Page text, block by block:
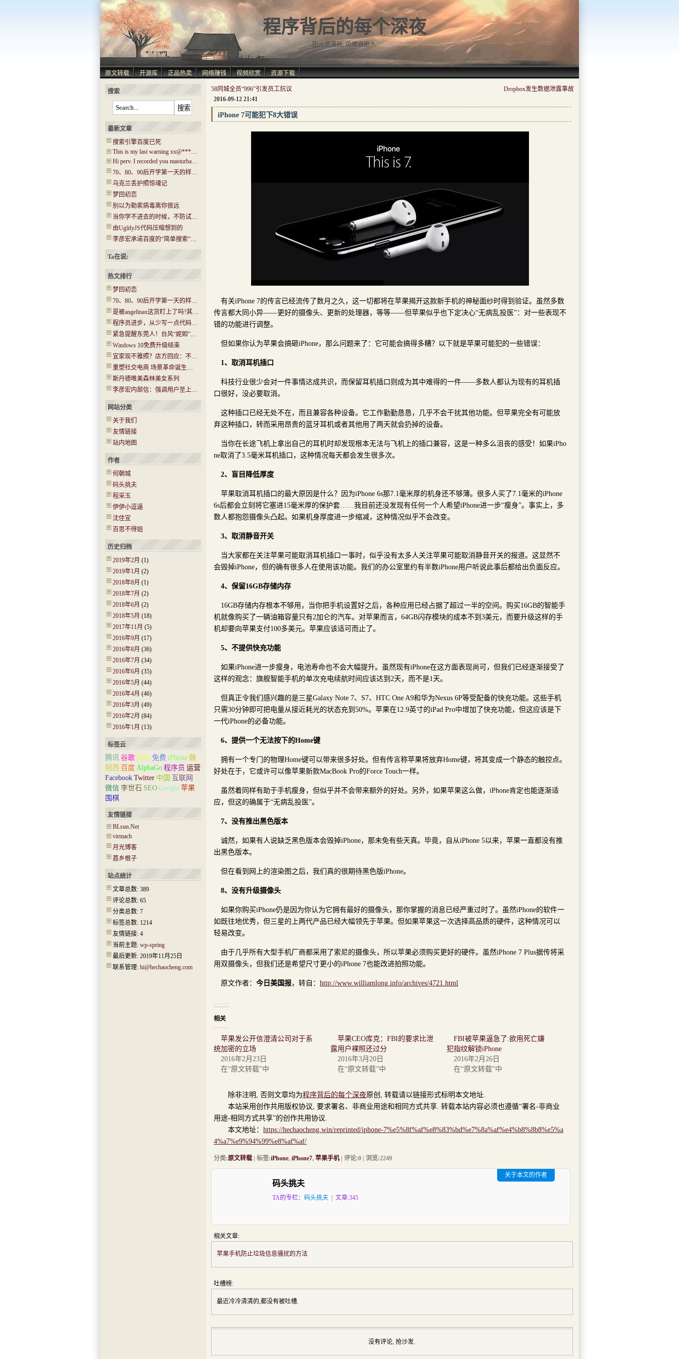
程序背后的每个深夜
阳光洒满肩, 仿佛自由人.
原文转载 开源库 正品热卖 网络赚钱 视频欣赏 资源下载
58同城全员“996”引发员工抗议
Dropbox发生数据泄露事故
2016-09-12 21:41
iPhone 7可能犯下8大错误
有关iPhone 7的传言已经流传了数月之久，这一切都将在苹果揭开这款新手机的神秘面纱时得到验证。虽然多数
传言都大同小异——更好的摄像头、更新的处理器，等等——但苹果似乎也下定决心“无病乱投医”：对一些表现不
错的功能进行调整。
但如果你认为苹果会搞砸iPhone，那么问题来了：它可能会搞得多糟？以下就是苹果可能犯的一些错误：
1、取消耳机插口
科技行业很少会对一件事情达成共识，而保留耳机插口则成为其中难得的一件——多数人都认为现有的耳机插
口很好，没必要取消。
这种插口已经无处不在，而且兼容各种设备。它工作勤勤恳恳，几乎不会干扰其他功能。但苹果完全有可能放
弃这种插口，转而采用昂贵的蓝牙耳机或者其他用了两天就会扔掉的设备。
当你在长途飞机上拿出自己的耳机时却发现根本无法与飞机上的插口兼容，这是一种多么沮丧的感受！如果iPho
ne取消了3.5毫米耳机插口，这种情况每天都会发生很多次。
2、盲目降低厚度
苹果取消耳机插口的最大原因是什么？因为iPhone 6s那7.1毫米厚的机身还不够薄。很多人买了7.1毫米的iPhone
6s后都会立刻将它塞进15毫米厚的保护套……我目前还没发现有任何一个人希望iPhone进一步“瘦身”。事实上，多
数人都抱怨摄像头凸起。如果机身厚度进一步缩减，这种情况似乎不会改变。
3、取消静音开关
当大家都在关注苹果可能取消耳机插口一事时，似乎没有太多人关注苹果可能取消静音开关的报道。这显然不
会毁掉iPhone，但的确有很多人在使用该功能。我们的办公室里约有半数iPhone用户听说此事后都给出负面反应。
4、保留16GB存储内存
16GB存储内存根本不够用，当你把手机设置好之后，各种应用已经占据了超过一半的空间。购买16GB的智能手
机就像购买了一辆油箱容量只有2加仑的汽车。对苹果而言，64GB闪存模块的成本不到3美元，而要升级这样的手
机却要向苹果支付100多美元。苹果应该适可而止了。
5、不提供快充功能
如果iPhone进一步瘦身，电池寿命也不会大幅提升。虽然现有iPhone在这方面表现尚可，但我们已经逐渐接受了
这样的观念：旗舰智能手机的单次充电续航时间应该达到2天，而不是1天。
但真正令我们感兴趣的是三星Galaxy Note 7、S7、HTC One A9和华为Nexus 6P等受配备的快充功能。这些手机
只需30分钟即可把电量从接近耗光的状态充到50%。苹果在12.9英寸的iPad Pro中增加了快充功能，但这应该是下
一代iPhone的必备功能。
6、提供一个无法按下的Home键
拥有一个专门的物理Home键可以带来很多好处。但有传言称苹果将放弃Home键，将其变成一个静态的触控点。
好处在于，它或许可以像苹果新款MacBook Pro的Force Touch一样。
虽然着同样有助于手机瘦身，但似乎并不会带来额外的好处。另外，如果苹果这么做，iPhone肯定也能逐渐适
应，但这的确属于“无病乱投医”。
7、没有推出黑色版本
诚然，如果有人说缺乏黑色版本会毁掉iPhone，那未免有些天真。毕竟，自从iPhone 5以来，苹果一直都没有推
出黑色版本。
但在看到网上的渲染图之后，我们真的很期待黑色版iPhone。
8、没有升级摄像头
如果你购买iPhone仍是因为你认为它拥有最好的摄像头，那你掌握的消息已经严重过时了。虽然iPhone的软件一
如既往地优秀，但三星的上两代产品已经大幅领先于苹果。但如果苹果这一次选择高品质的硬件，这种情况可以
轻易改变。
由于几乎所有大型手机厂商都采用了索尼的摄像头，所以苹果必须购买更好的硬件。虽然iPhone 7 Plus据传将采
用双摄像头，但我们还是希望尺寸更小的iPhone 7也能改进拍照功能。
原文作者： 今日美国报，转自： http://www.williamlong.info/archives/4721.html
相关
苹果发公开信澄清公司对于系
统加密的立场
2016年2月23日
在“原文转载”中
苹果CEO库克：FBI的要求比泄
露用户裸照还过分
2016年3月20日
在“原文转载”中
FBI被苹果逼急了:欲用死亡嫌
犯指纹解锁iPhone
2016年2月26日
在“原文转载”中
除非注明, 否则文章均为程序背后的每个深夜原创, 转载请以链接形式标明本文地址.
本站采用创作共用版权协议, 要求署名、非商业用途和相同方式共享. 转载本站内容必须也遵循“署名-非商业
用途-相同方式共享”的创作共用协议.
本文地址： https://hechaocheng.win/reprinted/iphone-7%e5%8f%af%e8%83%bd%e7%8a%af%e4%b8%8b8%e5%a
4%a7%e9%94%99%e8%af%af/
分类:原文转载 | 标签:iPhone, iPhone7, 苹果手机| 评论:0 | 浏览:2249
码头挑夫
TA的专栏： 码头挑夫 | 文章:345
关于本文的作者
相关文章:
苹果手机防止垃圾信息骚扰的方法
吐槽榜:
最近冷冷清清的,都没有被吐槽.
没有评论, 抢沙发.
搜索
最新文章
搜索引擎百度已死
This is my last warning xx@****.com!
Hi perv. I recorded you masturbating! I have captured ‘Hi.mp4’!
70、80、90后开学第一天的样子！你还记得吗？看哭了…..
乌克兰丢护照惊魂记
梦回初恋
别以为勒索病毒离你很远
当你学不进去的时候，不防试试“普瑞马法则”
由UglifyJS代码压缩想到的
李彦宏承诺百度的“简单搜索”没有任何广告
Ta在说:
热文排行
梦回初恋
70、80、90后开学第一天的样子！你还记得吗？看哭了…..
是被angelinax这货盯上了吗?其IP为180.97.106.*
程序员进步，从少写一点代码开始
紧急提醒东莞人！台风“妮妲”今晚或登陆！将有14级大风！
Windows 10免费升级结束
宜家现不雅照？店方回应：不是北京的 已经报警(图)
重塑社交电商 场景革命诞生新机会
斯丹德唯美森林美女系列
李彦宏内部信：强调用户至上 牺牲收入在所不惜
网站分类
关于我们
友情链接
站内地图
作者
何朝城
码头挑夫
程采玉
伊伊小逗逼
沈佳宜
百思不得姐
历史归档
2019年2月 (1)
2019年1月 (2)
2018年8月 (1)
2018年7月 (2)
2018年6月 (2)
2018年5月 (18)
2017年11月 (5)
2016年9月 (17)
2016年8月 (36)
2016年7月 (34)
2016年6月 (35)
2016年5月 (44)
2016年4月 (46)
2016年3月 (49)
2016年2月 (84)
2016年1月 (13)
标签云
腾讯 谷歌 网站 免费 iPhone 魏
则西 百度 AlphaGo 程序员 运营
Facebook Twitter 中国 互联网
微信 李世石 SEO Google 苹果
围棋
友情链接
BLsun.Net
virmach
月光博客
荔乡根子
站点统计
文章总数: 389
评论总数: 65
分类总数: 7
标签总数: 1214
友情链接: 4
当前主题: wp-spring
最后更新: 2019年11月25日
联系管理: hi@hechaocheng.com